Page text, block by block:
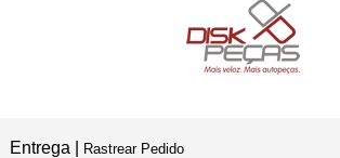
Em Nossas Lojas Físicas
Entrega | Rastrear Pedido